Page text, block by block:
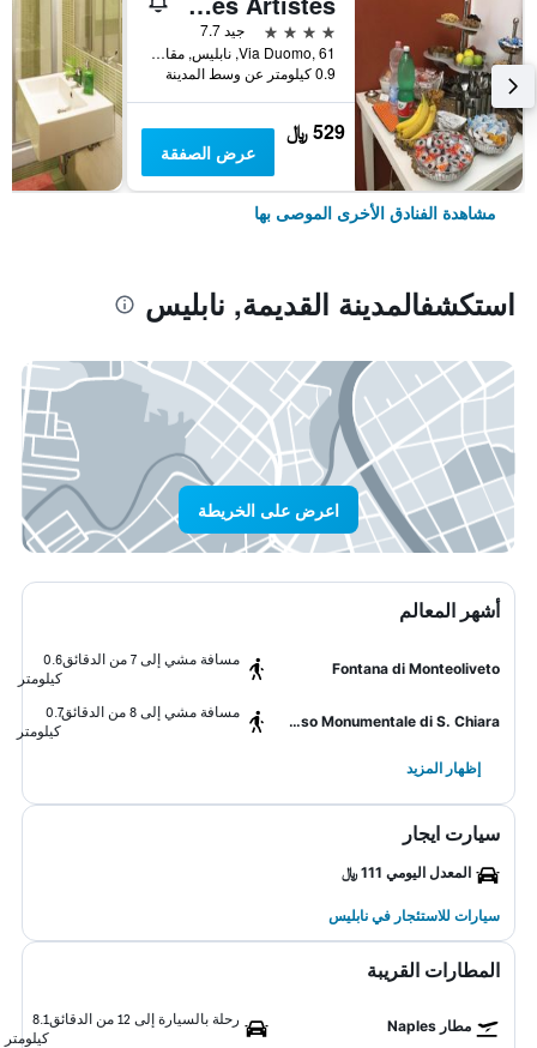
4 نجوم
جيد 7.7
Via Duomo, 61, نابليس, مقاطعة نابولي, إيطاليا
0.9 كيلومتر عن وسط المدينة
529 ﷼
عرض الصفقة
مشاهدة الفنادق الأخرى الموصى بها
استكشفالمدينة القديمة, نابليس
اعرض على الخريطة
أشهر المعالم
Fontana di Monteoliveto
مسافة مشي إلى 7 من الدقائق
0.6
كيلومتر
Complesso Monumentale di S. Chiara
مسافة مشي إلى 8 من الدقائق
0.7
كيلومتر
إظهار المزيد
سيارت ايجار
المعدل اليومي 111 ﷼
سيارات للاستئجار في نابليس
المطارات القريبة
مطار Naples رحلة بالسيارة إلى 12 من الدقائق
8.1
كيلومتر